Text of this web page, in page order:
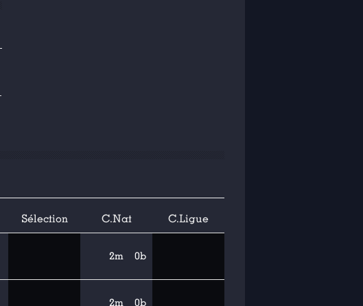
Sélection C.Nat C.Ligue
2m 0b
2m 0b